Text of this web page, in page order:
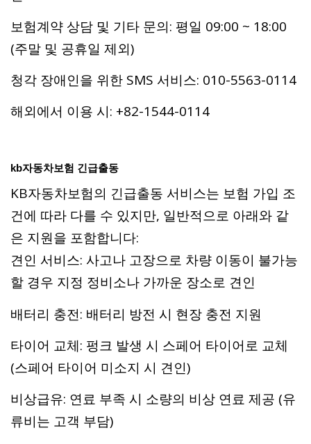
보험계약 상담 및 기타 문의: 평일 09:00 ~ 18:00
(주말 및 공휴일 제외)
청각 장애인을 위한 SMS 서비스: 010-5563-0114
해외에서 이용 시: +82-1544-0114
kb자동차보험 긴급출동
KB자동차보험의 긴급출동 서비스는 보험 가입 조
건에 따라 다를 수 있지만, 일반적으로 아래와 같
은 지원을 포함합니다:
견인 서비스: 사고나 고장으로 차량 이동이 불가능
할 경우 지정 정비소나 가까운 장소로 견인
배터리 충전: 배터리 방전 시 현장 충전 지원
타이어 교체: 펑크 발생 시 스페어 타이어로 교체
(스페어 타이어 미소지 시 견인)
비상급유: 연료 부족 시 소량의 비상 연료 제공 (유
류비는 고객 부담)